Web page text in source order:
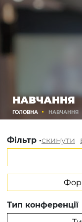
НАВЧАННЯ
ГОЛОВНА НАВЧАННЯ
Фільтр ·скинути
Тип конференції